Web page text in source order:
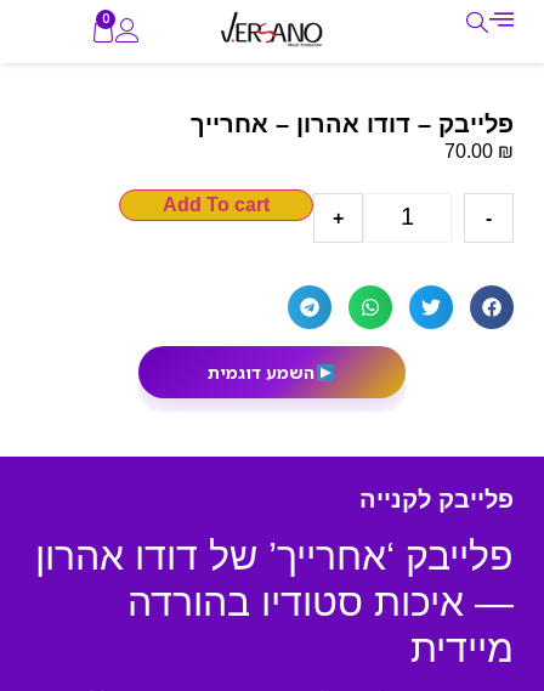
0
פלייבק – דודו אהרון – אחרייך
70.00 ₪
-
+
Add To cart
השמע דוגמית
פלייבק לקנייה
פלייבק ‘אחרייך’ של דודו אהרון
— איכות סטודיו בהורדה
מיידית